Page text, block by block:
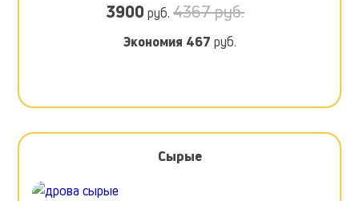
3900 руб. 4367 руб.
Экономия 467 руб.
Сырые